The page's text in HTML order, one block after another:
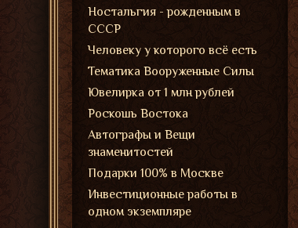
Ностальгия - рожденным в
СССР
Человеку у которого всё есть
Тематика Вооруженные Силы
Ювелирка от 1 млн рублей
Роскошь Востока
Автографы и Вещи
знаменитостей
Подарки 100% в Москве
Инвестиционные работы в
одном экземпляре